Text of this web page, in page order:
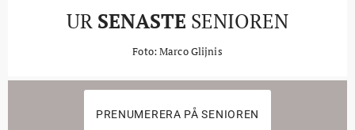
UR SENASTE SENIOREN
Foto: Marco Glijnis
PRENUMERERA PÅ SENIOREN